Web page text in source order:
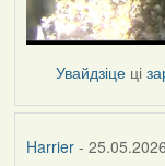
Увайдзіце ці
Harrier-